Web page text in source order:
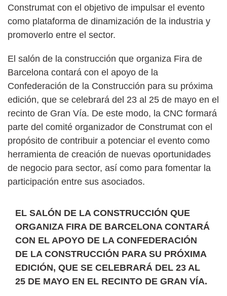
Construmat con el objetivo de impulsar el evento
como plataforma de dinamización de la industria y
promoverlo entre el sector.
El salón de la construcción que organiza Fira de
Barcelona contará con el apoyo de la
Confederación de la Construcción para su próxima
edición, que se celebrará del 23 al 25 de mayo en el
recinto de Gran Vía. De este modo, la CNC formará
parte del comité organizador de Construmat con el
propósito de contribuir a potenciar el evento como
herramienta de creación de nuevas oportunidades
de negocio para sector, así como para fomentar la
participación entre sus asociados.
EL SALÓN DE LA CONSTRUCCIÓN QUE
ORGANIZA FIRA DE BARCELONA CONTARÁ
CON EL APOYO DE LA CONFEDERACIÓN
DE LA CONSTRUCCIÓN PARA SU PRÓXIMA
EDICIÓN, QUE SE CELEBRARÁ DEL 23 AL
25 DE MAYO EN EL RECINTO DE GRAN VÍA.